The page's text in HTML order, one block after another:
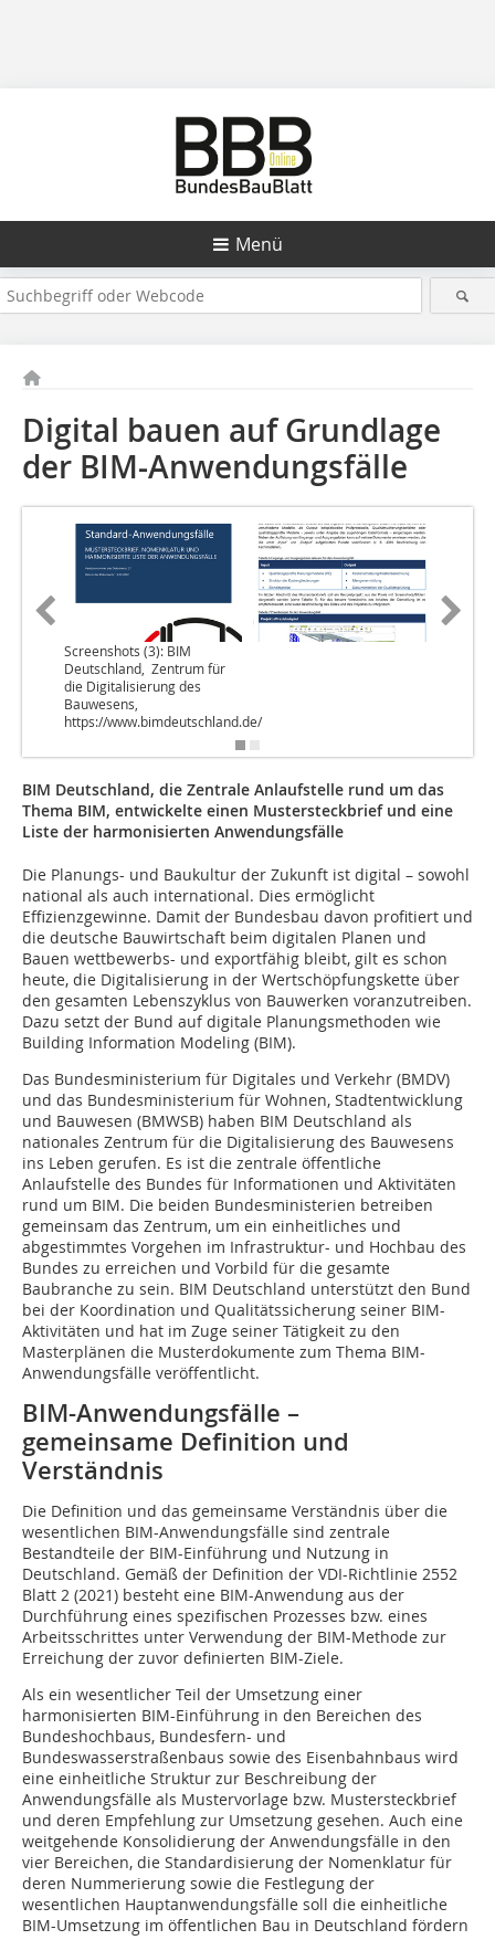
Menü
Digital bauen auf Grundlage
der BIM-Anwendungsfälle
Screenshots (3): BIM
Deutschland, Zentrum für
die Digitalisierung des
Bauwesens,
https://www.bimdeutschland.de/
BIM Deutschland, die Zentrale Anlaufstelle rund um das
Thema BIM, entwickelte einen Mustersteckbrief und eine
Liste der harmonisierten Anwendungsfälle
Die Planungs- und Baukultur der Zukunft ist digital – sowohl
national als auch international. Dies ermöglicht
Effizienzgewinne. Damit der Bundesbau davon profitiert und
die deutsche Bauwirtschaft beim digitalen Planen und
Bauen wettbewerbs- und exportfähig bleibt, gilt es schon
heute, die Digitalisierung in der Wertschöpfungskette über
den gesamten Lebenszyklus von Bauwerken voranzutreiben.
Dazu setzt der Bund auf digitale Planungsmethoden wie
Building Information Modeling (BIM).
Das Bundesministerium für Digitales und Verkehr (BMDV)
und das Bundesministerium für Wohnen, Stadtentwicklung
und Bauwesen (BMWSB) haben BIM Deutschland als
nationales Zentrum für die Digitalisierung des Bauwesens
ins Leben gerufen. Es ist die zentrale öffentliche
Anlaufstelle des Bundes für Informationen und Aktivitäten
rund um BIM. Die beiden Bundesministerien betreiben
gemeinsam das Zentrum, um ein einheitliches und
abgestimmtes Vorgehen im Infrastruktur- und Hochbau des
Bundes zu erreichen und Vorbild für die gesamte
Baubranche zu sein. BIM Deutschland unterstützt den Bund
bei der Koordination und Qualitätssicherung seiner BIM-
Aktivitäten und hat im Zuge seiner Tätigkeit zu den
Masterplänen die Musterdokumente zum Thema BIM-
Anwendungsfälle veröffentlicht.
BIM-Anwendungsfälle –
gemeinsame Definition und
Verständnis
Die Definition und das gemeinsame Verständnis über die
wesentlichen BIM-Anwendungsfälle sind zentrale
Bestandteile der BIM-Einführung und Nutzung in
Deutschland. Gemäß der Definition der VDI-Richtlinie 2552
Blatt 2 (2021) besteht eine BIM-Anwendung aus der
Durchführung eines spezifischen Prozesses bzw. eines
Arbeitsschrittes unter Verwendung der BIM-Methode zur
Erreichung der zuvor definierten BIM-Ziele.
Als ein wesentlicher Teil der Umsetzung einer
harmonisierten BIM-Einführung in den Bereichen des
Bundeshochbaus, Bundesfern- und
Bundeswasserstraßenbaus sowie des Eisenbahnbaus wird
eine einheitliche Struktur zur Beschreibung der
Anwendungsfälle als Mustervorlage bzw. Mustersteckbrief
und deren Empfehlung zur Umsetzung gesehen. Auch eine
weitgehende Konsolidierung der Anwendungsfälle in den
vier Bereichen, die Standardisierung der Nomenklatur für
deren Nummerierung sowie die Festlegung der
wesentlichen Hauptanwendungsfälle soll die einheitliche
BIM-Umsetzung im öffentlichen Bau in Deutschland fördern